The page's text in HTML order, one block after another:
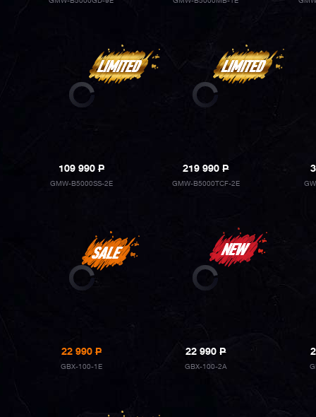
109 990P
GMW-B5000SS-2E
219 990P
GMW-B5000TCF-2E
22 990P
GBX-100-1E
22 990P
GBX-100-2A